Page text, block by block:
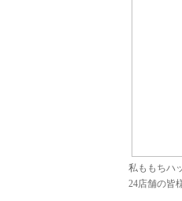
私ももちハ
24店舗の皆